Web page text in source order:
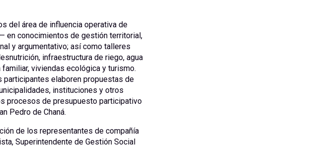
del área de influencia operativa de
en conocimientos de gestión territorial,
y argumentativo; así como talleres
infraestructura de riego, agua
viviendas ecológica y turismo.
participantes elaboren propuestas de
instituciones y otros
procesos de presupuesto participativo
Pedro de Chaná.
de los representantes de compañía
Superintendente de Gestión Social